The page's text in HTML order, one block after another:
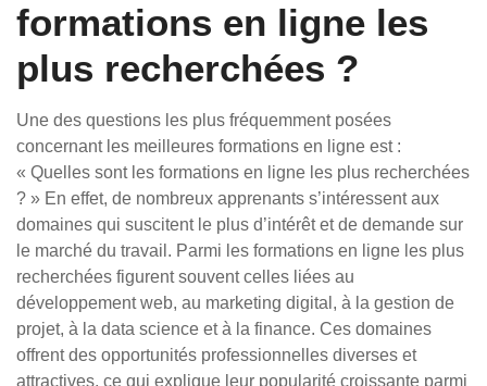
formations en ligne les
plus recherchées ?
Une des questions les plus fréquemment posées
concernant les meilleures formations en ligne est :
« Quelles sont les formations en ligne les plus recherchées
? » En effet, de nombreux apprenants s’intéressent aux
domaines qui suscitent le plus d’intérêt et de demande sur
le marché du travail. Parmi les formations en ligne les plus
recherchées figurent souvent celles liées au
développement web, au marketing digital, à la gestion de
projet, à la data science et à la finance. Ces domaines
offrent des opportunités professionnelles diverses et
attractives, ce qui explique leur popularité croissante parmi